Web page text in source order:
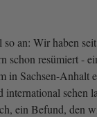
an: Wir haben
schon resümiert -
in Sachsen-Anhalt
international sehen
ein Befund, den